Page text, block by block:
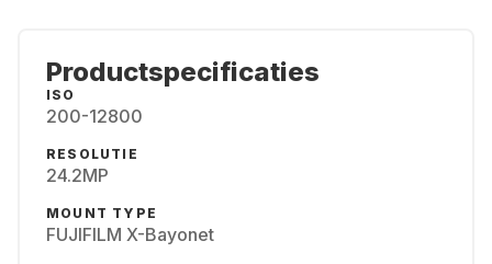
Productspecificaties
ISO
200-12800
RESOLUTIE
24.2MP
MOUNT TYPE
FUJIFILM X-Bayonet